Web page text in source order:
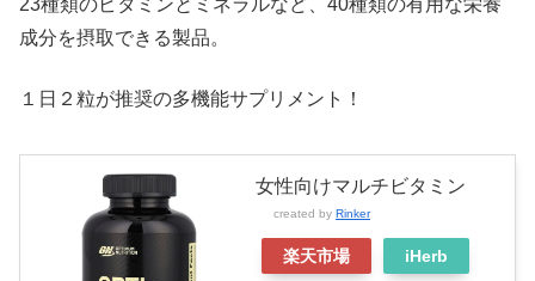
23種類のビタミンとミネラルなど、40種類の有用な栄養
成分を摂取できる製品。
１日２粒が推奨の多機能サプリメント！
女性向けマルチビタミン
created by Rinker
楽天市場 iHerb